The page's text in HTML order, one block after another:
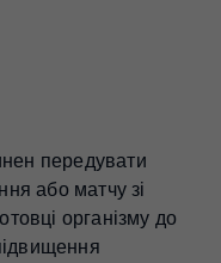
передувати
або матчу зі
організму до